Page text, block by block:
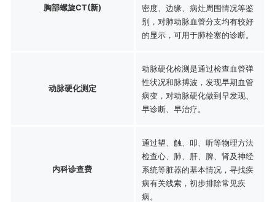
胸部螺旋CT(新)
密度、边缘、病灶周围情况等鉴
别，对肺动脉血管分支均有较好
的显示，可用于肺栓塞的诊断。
动脉硬化测定
动脉硬化检测是通过检查血管弹
性状况和脉搏波，发现早期血管
病变，对动脉硬化做到早发现、
早诊断、早治疗。
内科诊查费
通过望、触、叩、听等物理方法
检查心、肺、肝、脾、肾及神经
系统等脏器的基本情况，寻找疾
病有关线索，初步排除常见疾
病。